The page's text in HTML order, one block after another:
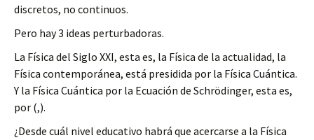
discretos, no continuos.
Pero hay 3 ideas perturbadoras.
La Física del Siglo XXI, esta es, la Física de la actualidad, la
Física contemporánea, está presidida por la Física Cuántica.
Y la Física Cuántica por la Ecuación de Schrödinger, esta es,
por (,).
¿Desde cuál nivel educativo habrá que acercarse a la Física